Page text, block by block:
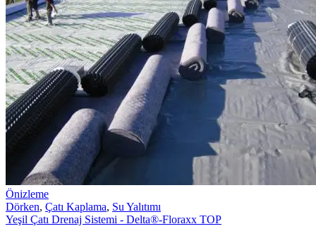
Önizleme
Dörken, Çatı Kaplama, Su Yalıtımı
Yeşil Çatı Drenaj Sistemi - Delta®-Floraxx TOP